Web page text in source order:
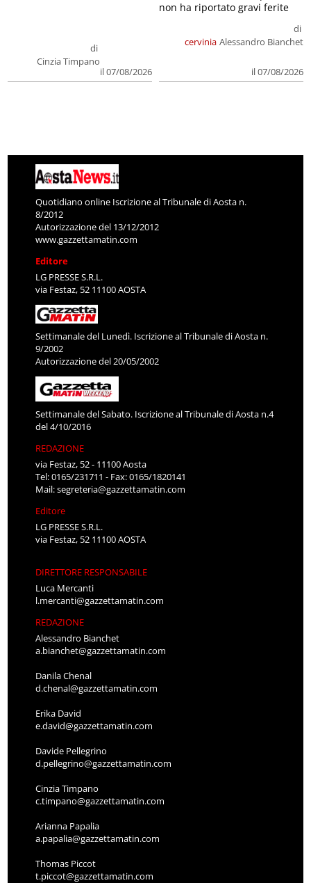
di
Cinzia Timpano
il 07/08/2026
cervinia
di
Alessandro Bianchet
il 07/08/2026
non ha riportato gravi ferite
Quotidiano online Iscrizione al Tribunale di Aosta n.
8/2012
Autorizzazione del 13/12/2012
www.gazzettamatin.com
Editore
LG PRESSE S.R.L.
via Festaz, 52 11100 AOSTA
Settimanale del Lunedì. Iscrizione al Tribunale di Aosta n.
9/2002
Autorizzazione del 20/05/2002
Settimanale del Sabato. Iscrizione al Tribunale di Aosta n.4
del 4/10/2016
REDAZIONE
via Festaz, 52 - 11100 Aosta
Tel: 0165/231711 - Fax: 0165/1820141
Mail:segreteria@gazzettamatin.com
Editore
LG PRESSE S.R.L.
via Festaz, 52 11100 AOSTA
DIRETTORE RESPONSABILE
Luca Mercanti
l.mercanti@gazzettamatin.com
REDAZIONE
Alessandro Bianchet
a.bianchet@gazzettamatin.com
Danila Chenal
d.chenal@gazzettamatin.com
Erika David
e.david@gazzettamatin.com
Davide Pellegrino
d.pellegrino@gazzettamatin.com
Cinzia Timpano
c.timpano@gazzettamatin.com
Arianna Papalia
a.papalia@gazzettamatin.com
Thomas Piccot
t.piccot@gazzettamatin.com